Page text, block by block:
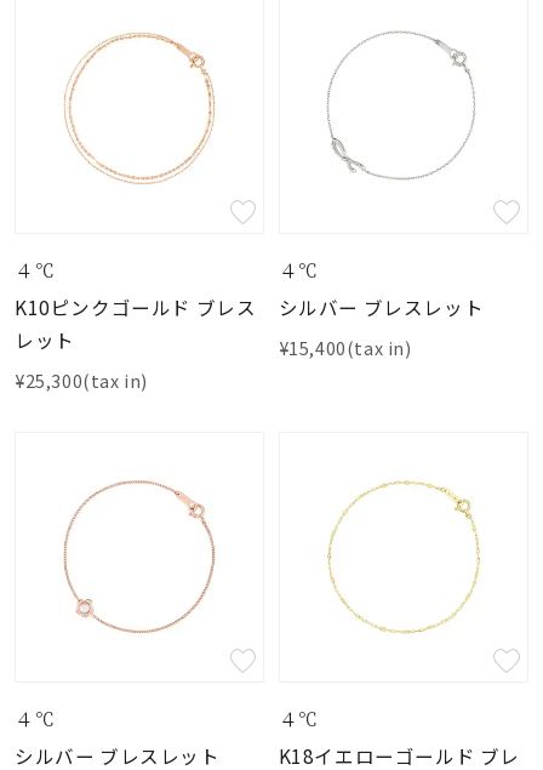
４℃
K10ピンクゴールド ブレス
レット
¥25,300(tax in)
４℃
シルバー ブレスレット
¥15,400(tax in)
４℃
シルバー ブレスレット
４℃
K18イエローゴールド ブレ